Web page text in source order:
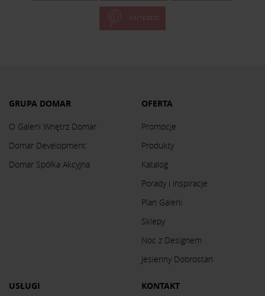
PINTEREST
GRUPA DOMAR
O Galerii Wnętrz Domar
Domar Development
Domar Spółka Akcyjna
OFERTA
Promocje
Produkty
Katalog
Porady i inspiracje
Plan Galerii
Sklepy
Noc z Designem
Jesienny Dobrostan
USŁUGI KONTAKT